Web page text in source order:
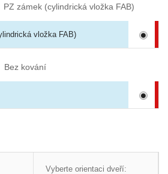
PZ zámek (cylindrická vložka FAB)
vložka FAB)
Bez kování
Vyberte orientaci dveří: